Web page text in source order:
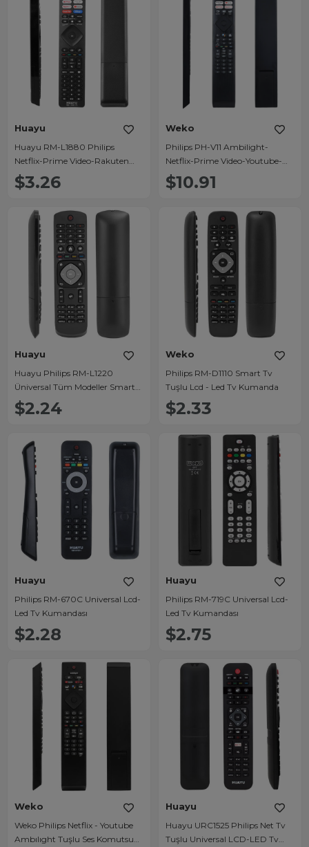
Huayu
Huayu RM-L1880 Philips
Netflix-Prime Video-Rakuten
Tv-Google Play-Vudu-Youtube
Tuşlu Led Tv Kumanda
$3.26
Weko
Philips PH-V11 Ambilight-
Netflix-Prime Video-Youtube-
Rakuten Tv Tuşlu Ses Komutlu
Led Tv Kumanda
$10.91
Huayu
Huayu Philips RM-L1220
Üniversal Tüm Modeller Smart
Tuşlu LCD LED TV Kumanda
$2.24
Weko
Philips RM-D1110 Smart Tv
Tuşlu Lcd - Led Tv Kumanda
$2.33
Huayu
Philips RM-670C Universal Lcd-
Led Tv Kumandası
$2.28
Huayu
Philips RM-719C Universal Lcd-
Led Tv Kumandası
$2.75
Weko
Weko Philips Netflix - Youtube
Ambılıght Tuşlu Ses Komutsuz
Huayu
Huayu URC1525 Philips Net Tv
Tuşlu Universal LCD-LED Tv